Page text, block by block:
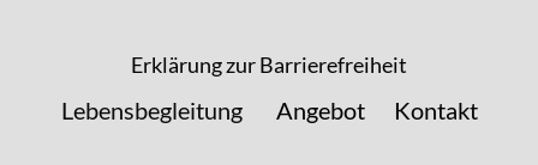
Erklärung zur Barrierefreiheit
Lebensbegleitung Angebot Kontakt